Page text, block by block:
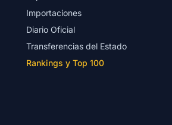
Importaciones
Diario Oficial
Transferencias del Estado
Rankings y Top 100